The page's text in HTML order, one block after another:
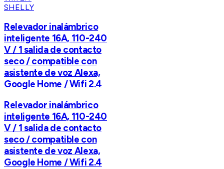
SHELLY
Relevador inalámbrico
inteligente 16A, 110-240
V / 1 salida de contacto
seco / compatible con
asistente de voz Alexa,
Google Home / Wifi 2.4
Relevador inalámbrico
inteligente 16A, 110-240
V / 1 salida de contacto
seco / compatible con
asistente de voz Alexa,
Google Home / Wifi 2.4